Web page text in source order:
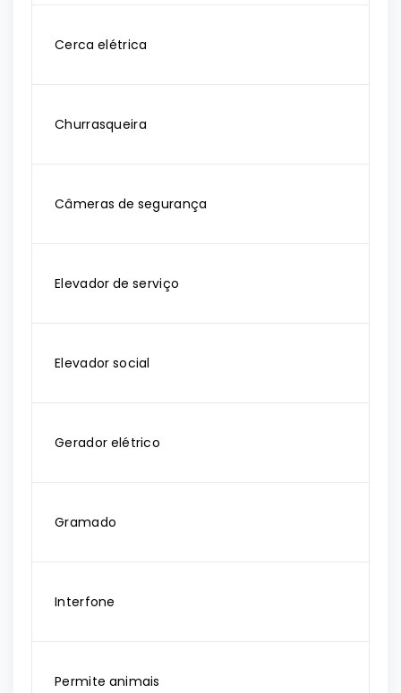
Cerca elétrica
Churrasqueira
Câmeras de segurança
Elevador de serviço
Elevador social
Gerador elétrico
Gramado
Interfone
Permite animais